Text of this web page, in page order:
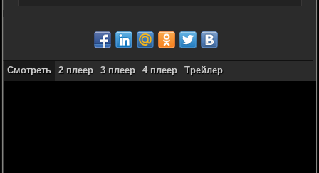
Смотреть 2 плеер 3 плеер 4 плеер Трейлер